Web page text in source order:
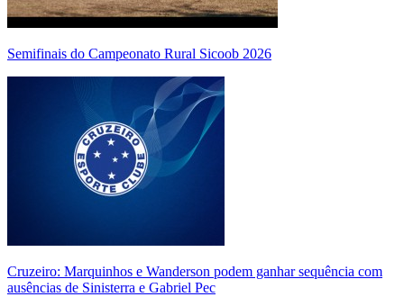
Semifinais do Campeonato Rural Sicoob 2026
Cruzeiro: Marquinhos e Wanderson podem ganhar sequência com
ausências de Sinisterra e Gabriel Pec